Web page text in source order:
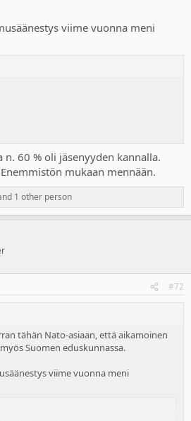
viime vuonna meni
n. 60 % oli jäsenyyden kannalla.
mukaan mennään.
1 other person
#72
tähän Nato-asiaan, että aikamoinen
Suomen eduskunnassa.
viime vuonna meni